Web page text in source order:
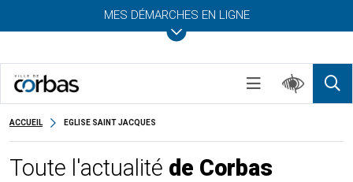
MES DÉMARCHES EN LIGNE
ACCUEIL EGLISE SAINT JACQUES
Toute l'actualité de Corbas